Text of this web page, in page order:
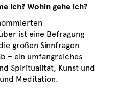
ich? Wohin gehe ich?
ist eine Befragung
großen Sinnfragen
– ein umfangreiches
Spiritualität, Kunst und
Meditation.